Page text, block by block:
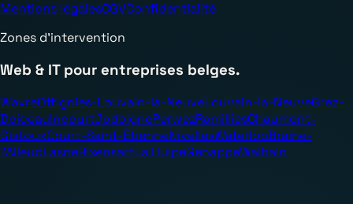
Mentions légalesCGVConfidentialité
Zones d’intervention
Web & IT pour entreprises belges.
WavreOttignies-Louvain-la-NeuveLouvain-la-NeuveGrez-
DoiceauIncourtJodoignePerwezRamilliesChaumont-
GistouxCourt-Saint-ÉtienneNivellesWaterlooBraine-
l’AlleudLasneRixensartLa HulpeGenappeWalhain